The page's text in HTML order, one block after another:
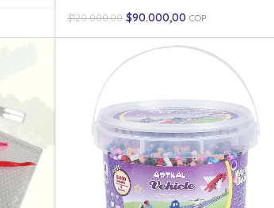
$120.000,00 $90.000,00 COP